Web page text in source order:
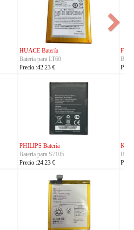
FUJITSU Batería
Batería para RA07504-1091
Precio :24.23 €
KYOCERA Batería
Batería para 5AAXBT113JAA
Precio :24.23 €